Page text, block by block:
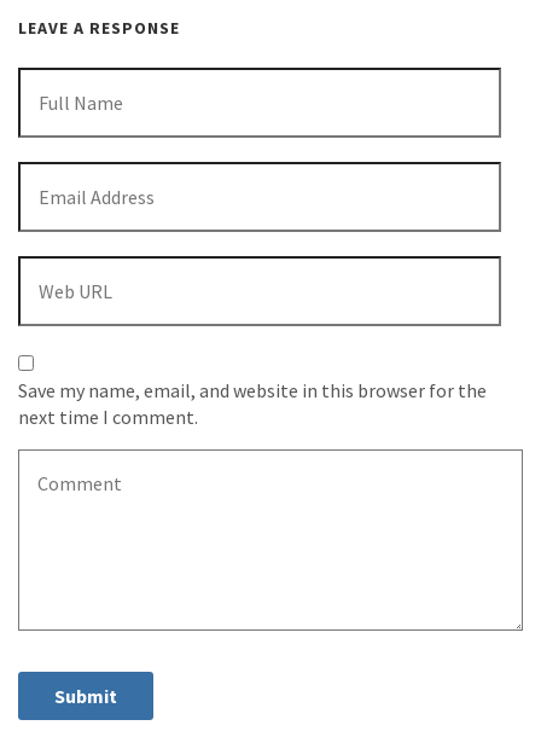
LEAVE A RESPONSE
Save my name, email, and website in this browser for the
next time I comment.